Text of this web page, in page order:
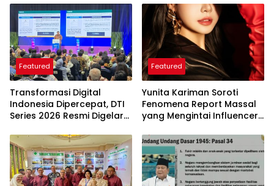
Featured
Transformasi Digital
Indonesia Dipercepat, DTI
Series 2026 Resmi Digelar
Featured
Yunita Kariman Soroti
Fenomena Report Massal
yang Mengintai Influencer,
yang Perlu Diketahui